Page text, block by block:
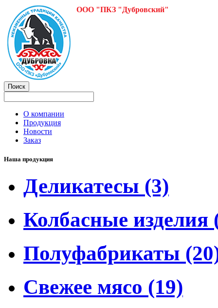
ООО "ПКЗ "Дубровский"
О компании
Продукция
Новости
Заказ
Наша продукция
Деликатесы (3)
Колбасные изделия
Полуфабрикаты
Свежее мясо (19)